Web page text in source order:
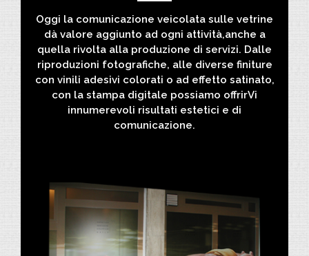
Oggi la comunicazione veicolata sulle vetrine
dà valore aggiunto ad ogni attività,anche a
quella rivolta alla produzione di servizi. Dalle
riproduzioni fotografiche, alle diverse finiture
con vinili adesivi colorati o ad effetto satinato,
con la stampa digitale possiamo offrirVi
innumerevoli risultati estetici e di
comunicazione.